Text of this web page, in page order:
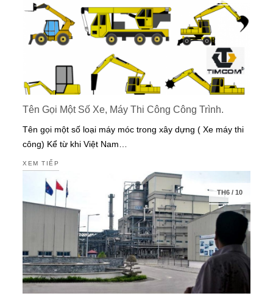
Tên Gọi Một Số Xe, Máy Thi Công Công Trình.
Tên gọi một số loại máy móc trong xây dựng ( Xe máy thi
công) Kể từ khi Việt Nam…
XEM TIẾP
TH6/ 10